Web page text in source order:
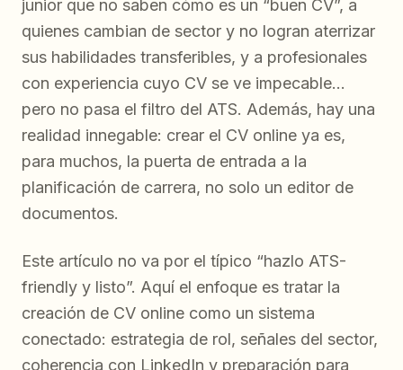
junior que no saben cómo es un “buen CV”, a
quienes cambian de sector y no logran aterrizar
sus habilidades transferibles, y a profesionales
con experiencia cuyo CV se ve impecable…
pero no pasa el filtro del ATS. Además, hay una
realidad innegable: crear el CV online ya es,
para muchos, la puerta de entrada a la
planificación de carrera, no solo un editor de
documentos.
Este artículo no va por el típico “hazlo ATS-
friendly y listo”. Aquí el enfoque es tratar la
creación de CV online como un sistema
conectado: estrategia de rol, señales del sector,
coherencia con LinkedIn y preparación para